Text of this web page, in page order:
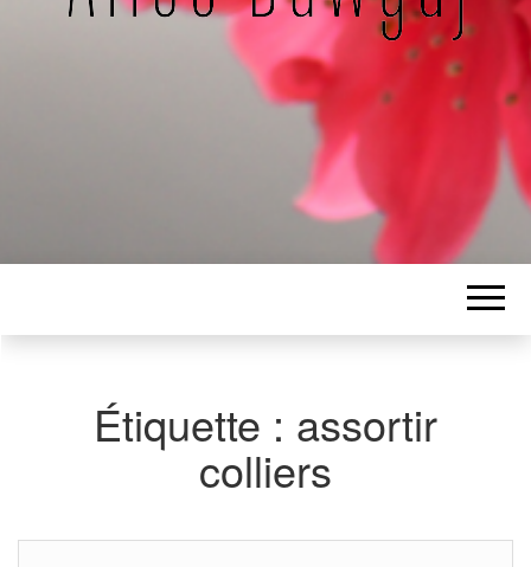
ALICE
BAWGAJ
Les petits mots d'Alice
Étiquette : assortir
colliers